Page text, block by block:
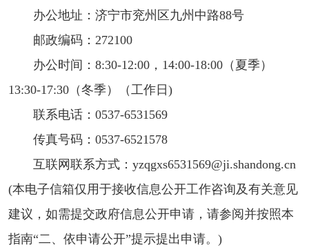
办公地址：济宁市兖州区九州中路88号
邮政编码：272100
办公时间：8:30-12:00，14:00-18:00（夏季）
13:30-17:30（冬季）（工作日)
联系电话：0537-6531569
传真号码：0537-6521578
互联网联系方式：yzqgxs6531569@ji.shandong.cn
(本电子信箱仅用于接收信息公开工作咨询及有关意见
建议，如需提交政府信息公开申请，请参阅并按照本
指南“二、依申请公开”提示提出申请。)